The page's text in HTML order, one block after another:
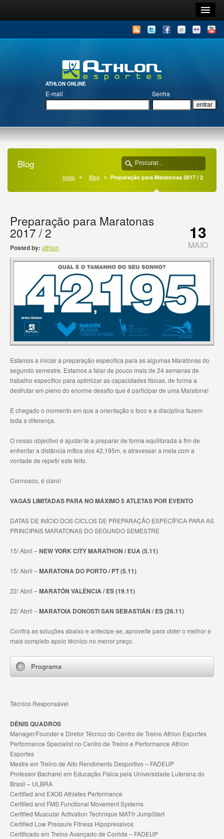
ATHLON ONLINE
E-mail Senha
Blog
Início Blog Preparação para Maratonas 2017 / 2
Preparação para Maratonas
2017 / 2
Posted by: athlon
Estamos a iniciar a preparação especifica para as algumas Maratonas do
segundo semestre. Estamos a falar de pouco mais de 24 semanas de
trabalho específico para optimizar as capacidades físicas, de forma a
desfrutar em pleno do enorme desafio que é participar de uma Maratona!
É chegado o momento em que a orientação o foco e a disciplina fazem
toda a diferença.
O nosso objectivo é ajudar-te a preparar de forma equilibrada a fim de
enfrentar a distância mítica dos 42,195m, e atravessar a meta com a
vontade de repetir este feito.
Connosco, é claro!
VAGAS LIMITADAS PARA NO MÁXIMO 5 ATLETAS POR EVENTO
DATAS DE INÍCIO DOS CICLOS DE PREPARAÇÃO ESPECÍFICA PARA AS
PRINCIPAIS MARATONAS DO SEGUNDO SEMESTRE
15/ Abril –NEW YORK CITY MARATHON / EUA (5.11)
15/ Abril –MARATONA DO PORTO / PT (5.11)
22/ Abril –MARATÓN VALÊNCIA / ES (19.11)
22/ Abril –MARATOIA DONOSTI SAN SEBASTIÁN / ES (26.11)
Confira as soluções abaixo e antecipe-se, aproveite para obter o melhor e
mais completo apoio técnico no menor preço.
Programa
Técnico Responsável
DÊNIS QUADROS
Manager/Founder e Diretor Técnico do Centro de Treino Athlon Esportes
Performance Specialist no Centro de Treino e Performance Athlon
Esportes
Mestre em Treino de Alto Rendimento Desportivo – FADEUP
Professor Bacharel em Educação Física pela Universidade Luterana do
Brasil – ULBRA
Certified and EXOS Athletes Performance
Certified and FMS Functional Movement Systems
Certified Muscular Activation Technique MAT® JumpStart
Certified Low Pressure Fitness Hipopressivos
Certificado em Treino Avançado de Corrida – FADEUP
13
MAIO